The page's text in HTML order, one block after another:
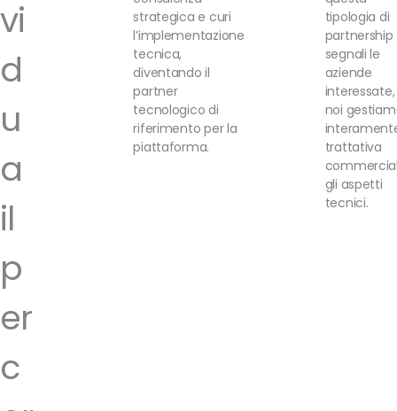
vi
d
u
a
il
p
er
c
strategica e curi
l’implementazione
tecnica,
diventando il
partner
tecnologico di
riferimento per la
piattaforma.
tipologia di
partnership
segnali le
aziende
noi
trattativa
gli aspetti
tecnici.